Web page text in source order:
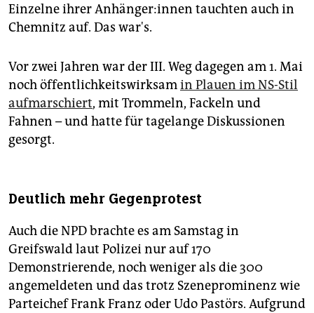
Einzelne ihrer An­hän­ge­r:in­nen tauchten auch in
Chemnitz auf. Das war's.
Vor zwei Jahren war der III. Weg dagegen am 1. Mai
noch öffentlichkeitswirksamin Plauen im NS-Stil
aufmarschiert, mit Trommeln, Fackeln und
Fahnen – und hatte für tagelange Diskussionen
gesorgt.
Deutlich mehr Gegenprotest
Auch die NPD brachte es am Samstag in
Greifswald laut Polizei nur auf 170
Demonstrierende, noch weniger als die 300
angemeldeten und das trotz Szeneprominenz wie
Parteichef Frank Franz oder Udo Pastörs. Aufgrund